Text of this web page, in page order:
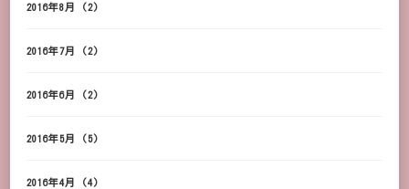
2016年8月 (2)
2016年7月 (2)
2016年6月 (2)
2016年5月 (5)
2016年4月 (4)